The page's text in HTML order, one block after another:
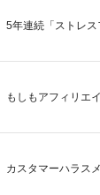
5年連続「ストレ
もしもアフィリエ
カスタマーハラス